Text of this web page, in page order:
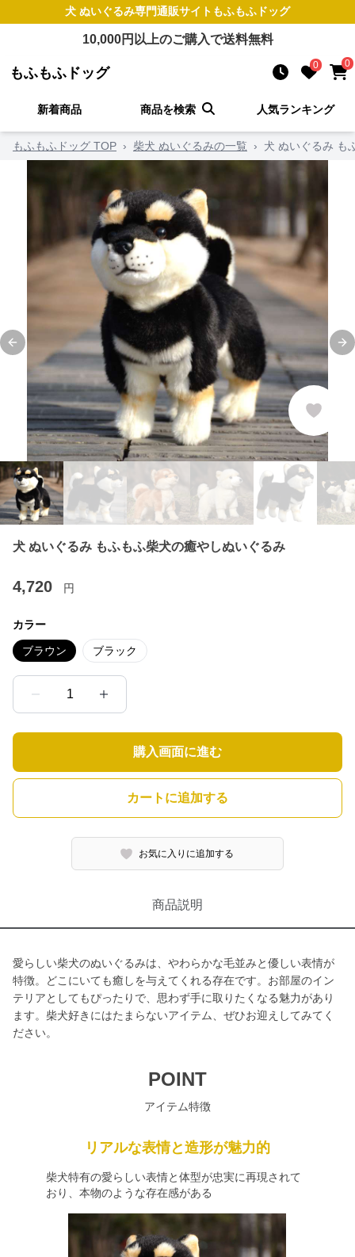
犬 ぬいぐるみ専門通販サイト もふもふドッグ
10,000円以上のご購入で送料無料
もふもふドッグ 0 0
新着商品 商品を検索 人気ランキング
もふもふドッグ TOP › 柴犬 ぬいぐるみの一覧 › 犬 ぬいぐるみ も
Previous slide
犬 ぬいぐるみ もふもふ柴犬の癒やしぬいぐるみ
4,720 円
カラー
ブラウン ブラック
1
購入画面に進む
カートに追加する
お気に入りに追加する
商品説明
愛らしい柴犬のぬいぐるみは、やわらかな毛並みと優しい表情が
特徴。どこにいても癒しを与えてくれる存在です。お部屋のイン
テリアとしてもぴったりで、思わず手に取りたくなる魅力があり
ます。柴犬好きにはたまらないアイテム、ぜひお迎えしてみてく
ださい。
POINT
アイテム特徴
リアルな表情と造形が魅力的
柴犬特有の愛らしい表情と体型が忠実に再現されて
おり、本物のような存在感がある